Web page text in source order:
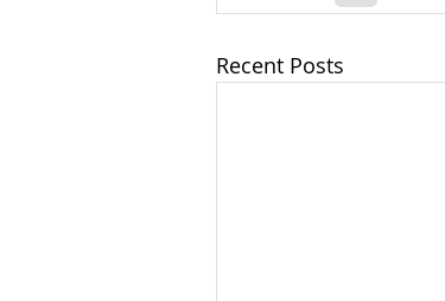
Recent Posts